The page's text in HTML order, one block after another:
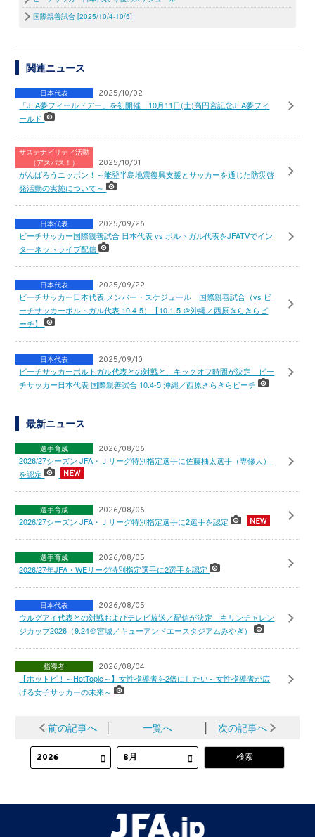
国際親善試合 [2025/10/4-10/5]
関連ニュース
日本代表 2025/10/02
「JFA夢フィールドデー」を初開催 10月11日(土)高円宮記念JFA夢フィ
ールド
サステナビリティ活動
（アスパス！）
2025/10/01
がんばろうニッポン！～能登半島地震復興支援とサッカーを通じた防災啓
発活動の実施について～
日本代表 2025/09/26
ビーチサッカー国際親善試合 日本代表 vs ポルトガル代表をJFATVでイン
ターネットライブ配信
日本代表 2025/09/22
ビーチサッカー日本代表 メンバー・スケジュール 国際親善試合（vs ビ
ーチサッカーポルトガル代表 10.4-5）【10.1-5 ＠沖縄／西原きらきらビ
ーチ】
日本代表 2025/09/10
ビーチサッカーポルトガル代表との対戦と、キックオフ時間が決定 ビー
チサッカー日本代表 国際親善試合 10.4-5 沖縄／西原きらきらビーチ
最新ニュース
選手育成 2026/08/06
2026/27シーズン JFA・Ｊリーグ特別指定選手に佐藤柚太選手（専修大）
を認定
選手育成 2026/08/06
2026/27シーズン JFA・Ｊリーグ特別指定選手に2選手を認定
選手育成 2026/08/05
2026/27年JFA・WEリーグ特別指定選手に2選手を認定
日本代表 2026/08/05
ウルグアイ代表との対戦およびテレビ放送／配信が決定 キリンチャレン
ジカップ2026（9.24＠宮城／キューアンドエースタジアムみやぎ）
指導者 2026/08/04
【ホットピ！～HotTopic～】女性指導者を2倍にしたい～女性指導者が広
げる女子サッカーの未来～
前の記事へ │ 一覧へ │ 次の記事へ